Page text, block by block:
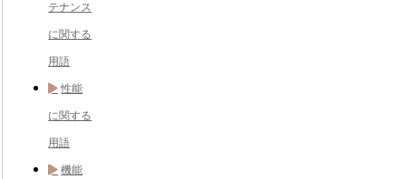
テナンス
に関する
用語
性能
に関する
用語
機能